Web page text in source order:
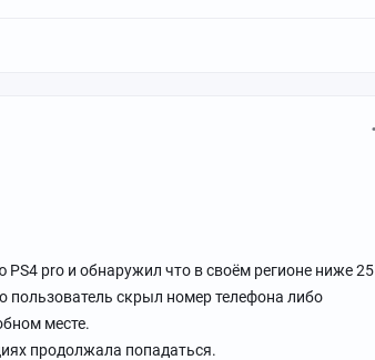
pro и обнаружил что в своём регионе ниже 25
пользователь скрыл номер телефона либо
месте.
продолжала попадаться.